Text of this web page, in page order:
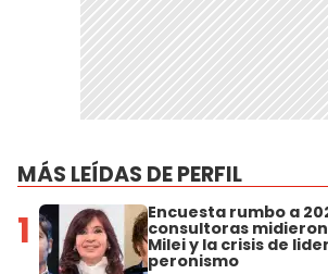
MÁS LEÍDAS DE PERFIL
1 Encuesta rumbo a
consultoras
Milei y la crisis de
peronismo